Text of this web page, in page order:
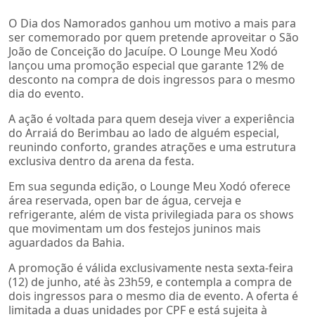
O Dia dos Namorados ganhou um motivo a mais para
ser comemorado por quem pretende aproveitar o São
João de Conceição do Jacuípe. O Lounge Meu Xodó
lançou uma promoção especial que garante 12% de
desconto na compra de dois ingressos para o mesmo
dia do evento.
A ação é voltada para quem deseja viver a experiência
do Arraiá do Berimbau ao lado de alguém especial,
reunindo conforto, grandes atrações e uma estrutura
exclusiva dentro da arena da festa.
Em sua segunda edição, o Lounge Meu Xodó oferece
área reservada, open bar de água, cerveja e
refrigerante, além de vista privilegiada para os shows
que movimentam um dos festejos juninos mais
aguardados da Bahia.
A promoção é válida exclusivamente nesta sexta-feira
(12) de junho, até às 23h59, e contempla a compra de
dois ingressos para o mesmo dia de evento. A oferta é
limitada a duas unidades por CPF e está sujeita à